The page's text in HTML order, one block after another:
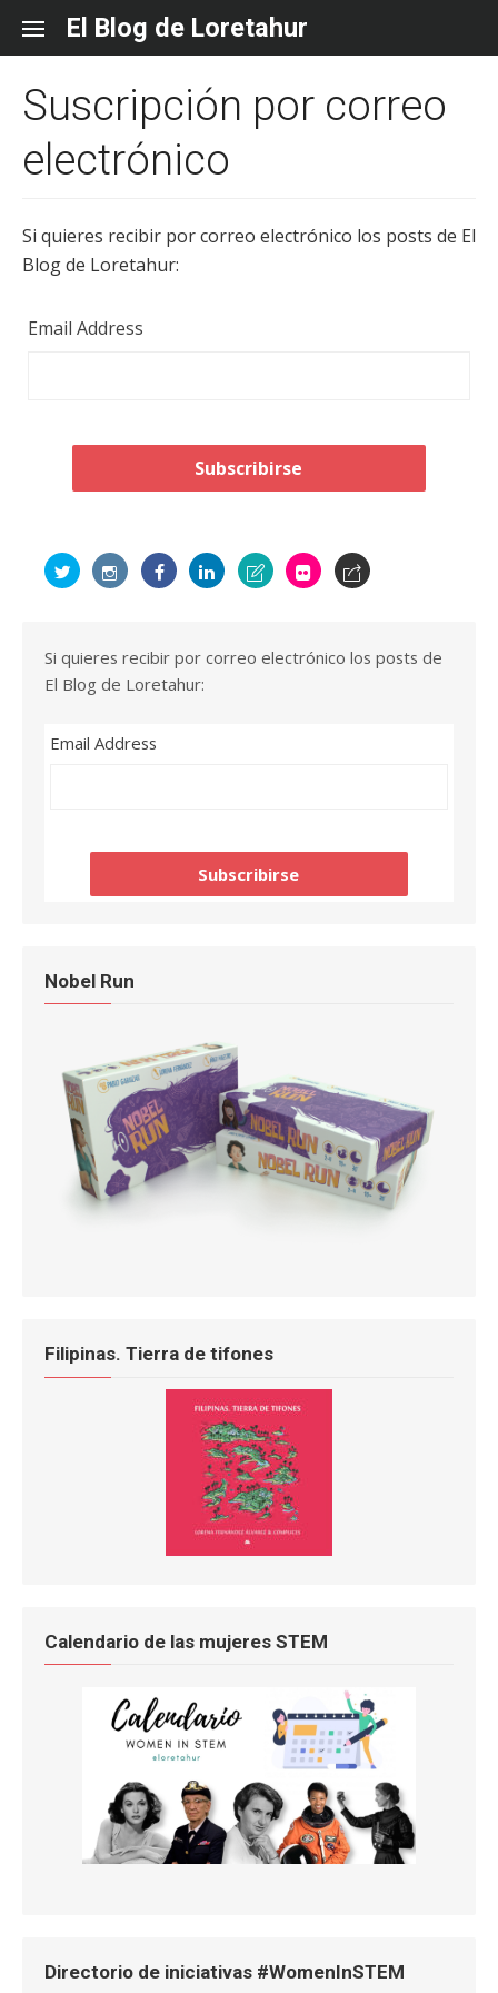
content
El Blog de Loretahur
Suscripción por correo
electrónico
Si quieres recibir por correo electrónico los posts de El
Blog de Loretahur:
Email Address
Si quieres recibir por correo electrónico los posts de
El Blog de Loretahur:
Email Address
Nobel Run
Filipinas. Tierra de tifones
Calendario de las mujeres STEM
Directorio de iniciativas #WomenInSTEM